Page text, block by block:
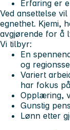
Erfaring er
Ved ansettelse
egnethet. Kjemi,
avgjørende for å
Vi tilbyr:
En
og
Variert
har fokus
Opplæring,
Gunstig
Lønn etter